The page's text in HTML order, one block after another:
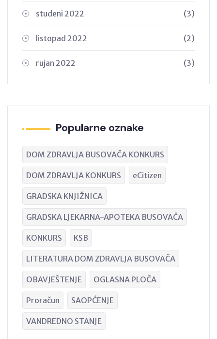
studeni 2022 (3)
listopad 2022 (2)
rujan 2022 (3)
Popularne oznake
DOM ZDRAVLJA BUSOVAČA KONKURS
DOM ZDRAVLJA KONKURS eCitizen
GRADSKA KNJIŽNICA
GRADSKA LJEKARNA-APOTEKA BUSOVAČA
KONKURS KSB
LITERATURA DOM ZDRAVLJA BUSOVAČA
OBAVJEŠTENJE OGLASNA PLOČA
Proračun SAOPĆENJE
VANDREDNO STANJE